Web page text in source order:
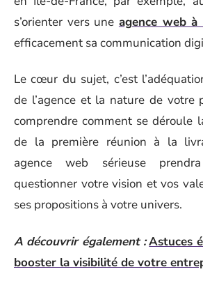
s’orienter vers une agence web à
efficacement sa communication
Le cœur du sujet, c’est
de l’agence et la nature de votre
comprendre comment se déroule
de la première réunion à la
agence web sérieuse
questionner votre vision et vos
ses propositions à votre univers.
A découvrir également :Astuces
booster la visibilité de votre